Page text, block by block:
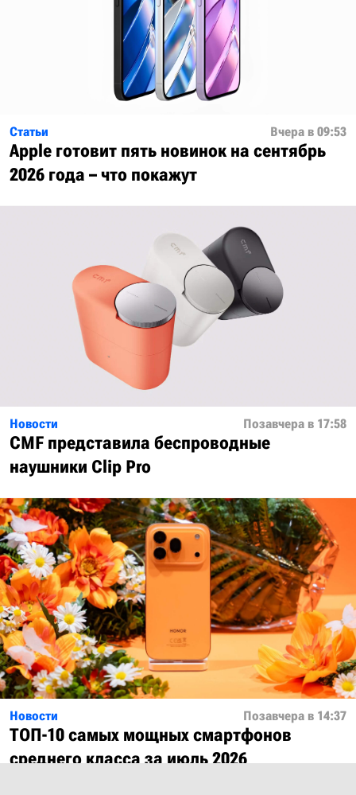
Статьи Вчера в 09:53
Apple готовит пять новинок на сентябрь
2026 года – что покажут
Новости Позавчера в 17:58
CMF представила беспроводные
наушники Clip Pro
Новости Позавчера в 14:37
ТОП-10 самых мощных смартфонов
среднего класса за июль 2026